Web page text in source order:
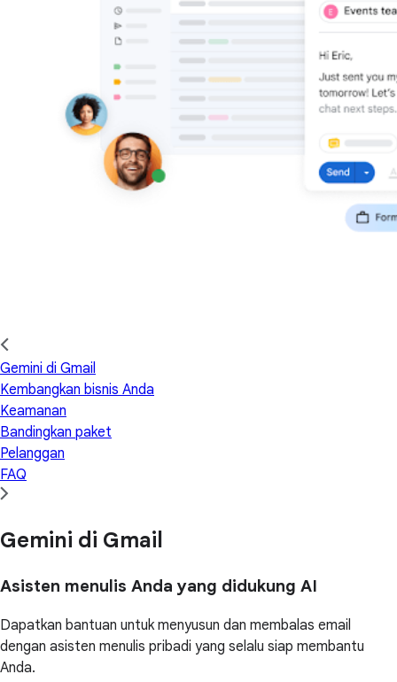
Gemini di Gmail
Kembangkan bisnis Anda
Keamanan
Bandingkan paket
Pelanggan
FAQ
Gemini di Gmail
Asisten menulis Anda yang didukung AI
Dapatkan bantuan untuk menyusun dan membalas email
dengan asisten menulis pribadi yang selalu siap membantu
Anda.